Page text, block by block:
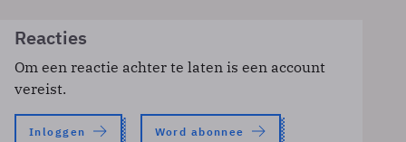
Reacties
Om een reactie achter te laten is een account
vereist.
Inloggen Word abonnee